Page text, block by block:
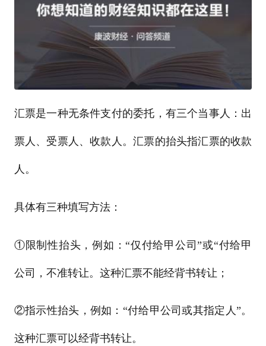
汇票是一种无条件支付的委托，有三个当事人：出
票人、受票人、收款人。汇票的抬头指汇票的收款
人。
具体有三种填写方法：
①限制性抬头，例如：“仅付给甲公司”或“付给甲
公司，不准转让。这种汇票不能经背书转让；
②指示性抬头，例如：“付给甲公司或其指定人”。
这种汇票可以经背书转让。